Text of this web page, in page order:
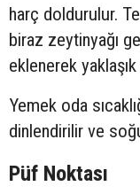
harç doldurulur.
biraz zeytinyağı
eklenerek
Yemek oda
dinlendirilir ve
Püf Noktası